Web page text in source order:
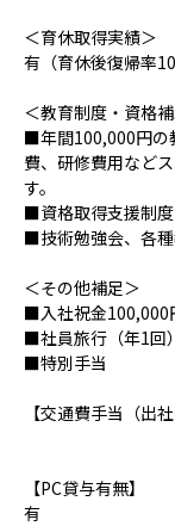
＜育休取得実績＞
有（育休後復帰率
＜教育制度・資格
■年間100,000円の
費、研修費用など
す。
■資格取得支援制度
■技術勉強会、各
＜その他補足＞
■入社祝金100,000
■社員旅行（年1回）
■特別手当
【交通費手当（出社
【PC貸与有無】
有